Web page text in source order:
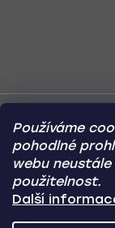
Používáme
pohodlné
webu
použitelnost.
Další
Online